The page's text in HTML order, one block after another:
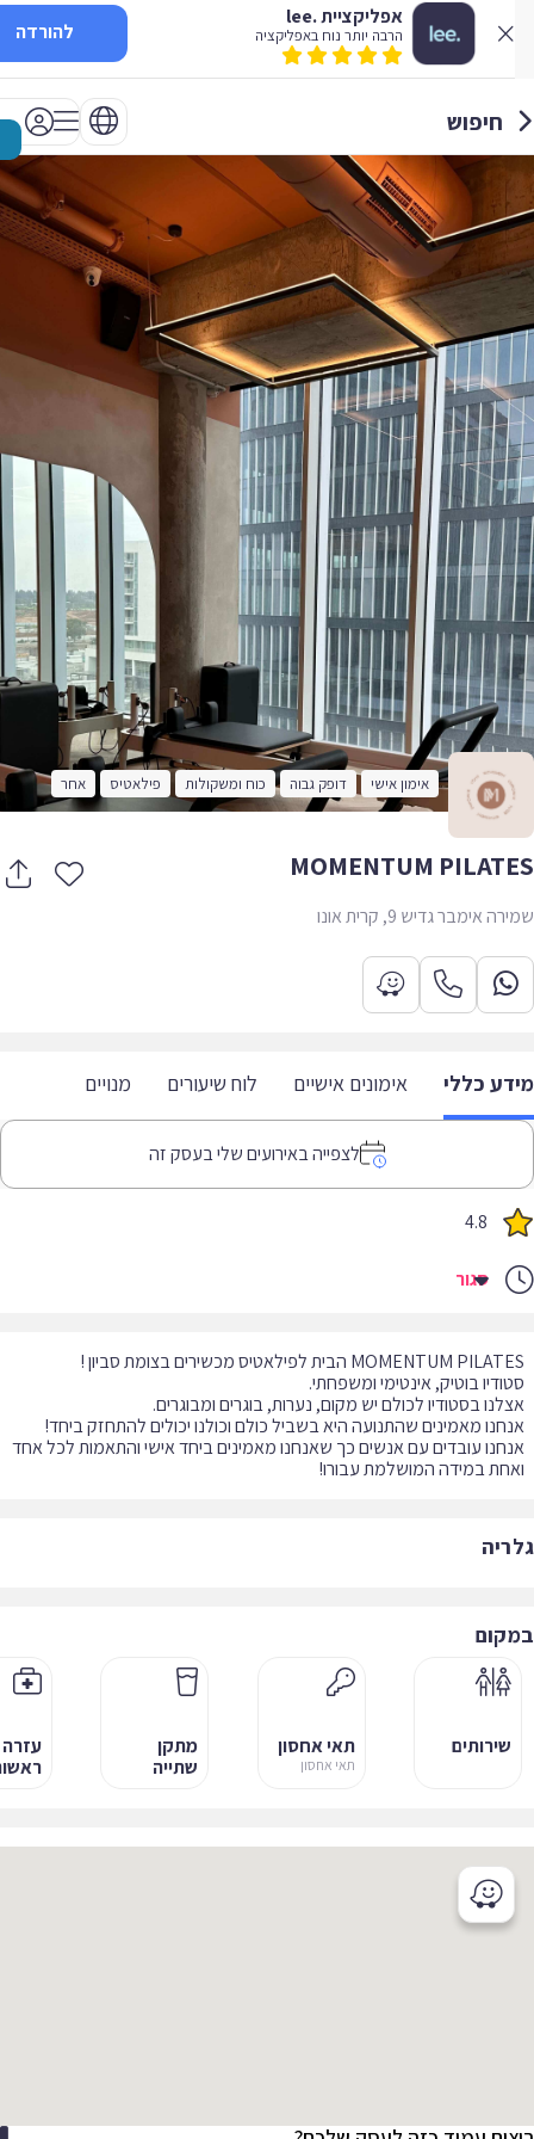
אפליקציית .lee
הרבה יותר נוח באפליקציה להורדה
חיפוש
אימון אישי דופק גבוה כוח ומשקולות פילאטיס אחר
MOMENTUM
אימבר גדיש 9, קרית אונו
כללי אימונים אישיים לוח שיעורים מנויים
לצפייה באירועים שלי בעסק זה
4.8
סגור
עובדים עם אנשים כך שאנחנו מאמינים ביחד אישי והתאמות לכל אחד
במידה המושלמת עבורו!
שירותים תאי אחסון
תאי אחסון
מתקן
שתייה
עזרה
ראשונה